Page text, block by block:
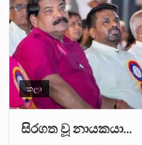
කලා
සිරගත වූ නායකයා…